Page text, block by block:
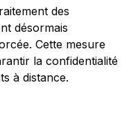
des
désormais
Cette mesure
la confidentialité
à distance.